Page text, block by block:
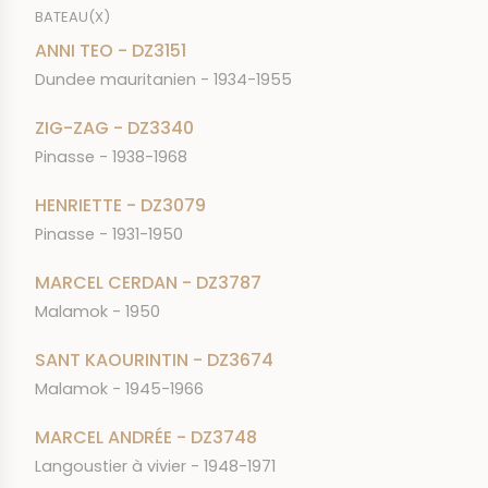
BATEAU(X)
ANNI TEO - DZ3151
Dundee mauritanien - 1934-1955
ZIG-ZAG - DZ3340
Pinasse - 1938-1968
HENRIETTE - DZ3079
Pinasse - 1931-1950
MARCEL CERDAN - DZ3787
Malamok - 1950
SANT KAOURINTIN - DZ3674
Malamok - 1945-1966
MARCEL ANDRÉE - DZ3748
Langoustier à vivier - 1948-1971